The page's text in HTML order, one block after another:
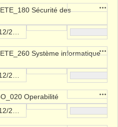
Sécurité des
Système informatique
Operabilité